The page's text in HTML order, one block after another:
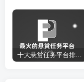
十大悬赏任务平台排行榜（全网最好的悬赏任务平台）